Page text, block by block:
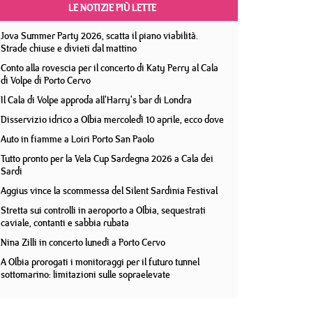
LE NOTIZIE PIÙ LETTE
Jova Summer Party 2026, scatta il piano viabilità.
Strade chiuse e divieti dal mattino
Conto alla rovescia per il concerto di Katy Perry al Cala
di Volpe di Porto Cervo
Il Cala di Volpe approda all'Harry's bar di Londra
Disservizio idrico a Olbia mercoledì 10 aprile, ecco dove
Auto in fiamme a Loiri Porto San Paolo
Tutto pronto per la Vela Cup Sardegna 2026 a Cala dei
Sardi
Aggius vince la scommessa del Silent Sardinia Festival
Stretta sui controlli in aeroporto a Olbia, sequestrati
caviale, contanti e sabbia rubata
Nina Zilli in concerto lunedì a Porto Cervo
A Olbia prorogati i monitoraggi per il futuro tunnel
sottomarino: limitazioni sulle sopraelevate